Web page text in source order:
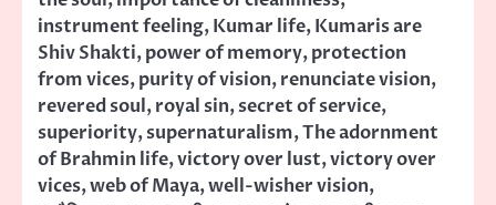
instrument feeling,Kumar life,Kumaris are
Shiv Shakti,power of memory,protection
from vices,purity of vision,renunciate vision,
revered soul,royal sin,secret of service,
superiority,supernaturalism,The adornment
of Brahmin life,victory over lust,victory over
vices,web of Maya,well-wisher vision,